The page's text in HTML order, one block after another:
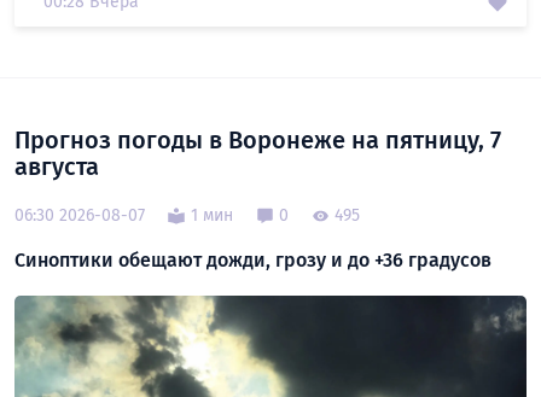
Прогноз погоды в Воронеже на пятницу, 7
августа
06:30 2026-08-07 1 мин 0 495
Синоптики обещают дожди, грозу и до +36 градусов